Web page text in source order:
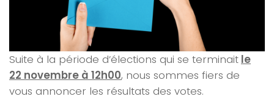
Suite à la période d’élections qui se terminait le
22 novembre à 12h00, nous sommes fiers de
vous annoncer les résultats des votes.